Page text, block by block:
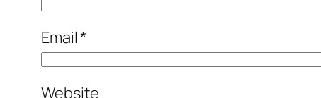
Email*
Website